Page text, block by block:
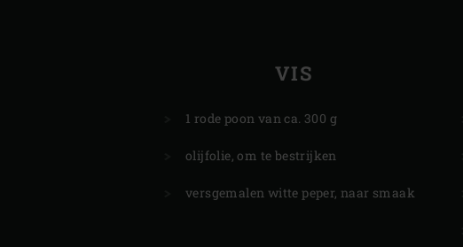
VIS
1 rode poon van ca. 300 g
olijfolie, om te bestrijken
versgemalen witte peper, naar smaak